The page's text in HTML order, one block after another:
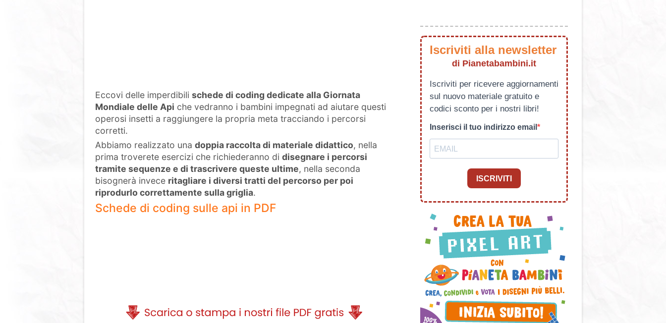
Eccovi delle imperdibili schede di coding dedicate alla Giornata
Mondiale delle Api che vedranno i bambini impegnati ad aiutare questi
operosi insetti a raggiungere la propria meta tracciando i percorsi
corretti.
Abbiamo realizzato una doppia raccolta di materiale didattico, nella
prima troverete esercizi che richiederanno di disegnare i percorsi
tramite sequenze e di trascrivere queste ultime, nella seconda
bisognerà invece ritagliare i diversi tratti del percorso per poi
riprodurlo correttamente sulla griglia.
Schede di coding sulle api in PDF
Iscriviti alla newsletter
di Pianetabambini.it
Iscriviti per ricevere aggiornamenti
sul nuovo materiale gratuito e
codici sconto per i nostri libri!
Inserisci il tuo indirizzo email
ISCRIVITI